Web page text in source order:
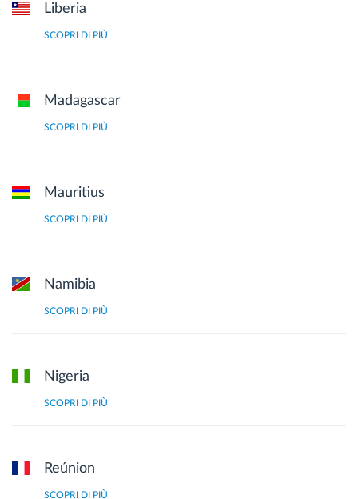
Liberia
SCOPRI DI PIÙ
Madagascar
SCOPRI DI PIÙ
Mauritius
SCOPRI DI PIÙ
Namibia
SCOPRI DI PIÙ
Nigeria
SCOPRI DI PIÙ
Reúnion
SCOPRI DI PIÙ